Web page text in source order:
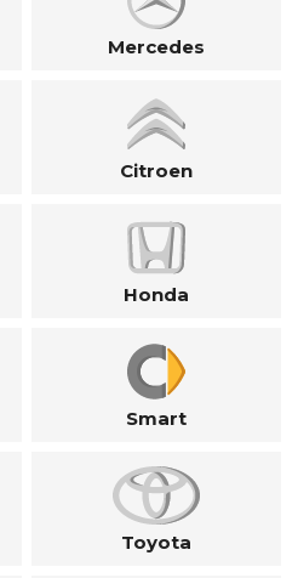
Mercedes
Citroen
Honda
Smart
Toyota